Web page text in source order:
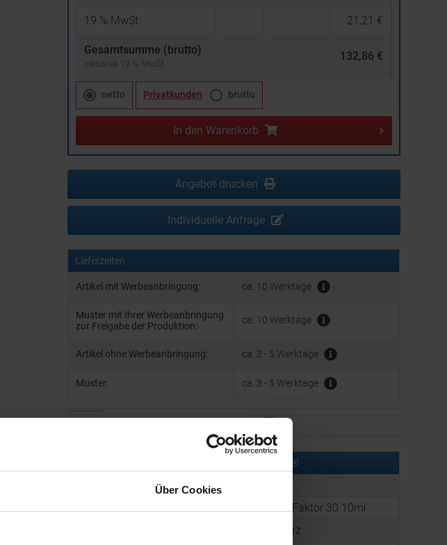
Über Cookies
19 % MwSt. 21,21 €
Gesamtsumme (brutto)
inklusive 19 % MwSt.
132,86 €
netto Privatkunden brutto
In den Warenkorb
Angebot drucken
Individuelle Anfrage
Lieferzeiten
Artikel mit Werbeanbringung: ca. 10 Werktage
Muster mit Ihrer Werbeanbringung
zur Freigabe der Produktion:
ca. 10 Werktage
Artikel ohne Werbeanbringung: ca. 3 - 5 Werktage
Muster: ca. 3 - 5 Werktage
Produktinformationen zu diesem Werbeartikel
ART91831N0102
Artikelname:
Sonnenschutzspray Faktor 30 10ml
Farbe: Weiß / Schwarz